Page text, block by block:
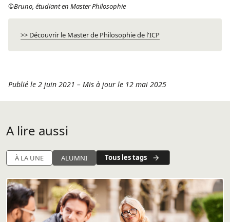
©Bruno, étudiant en Master Philosophie
>> Découvrir le Master de Philosophie de l'ICP
Publié le 2 juin 2021 – Mis à jour le 12 mai 2025
A lire aussi
À LA UNE ALUMNI Tous les tags